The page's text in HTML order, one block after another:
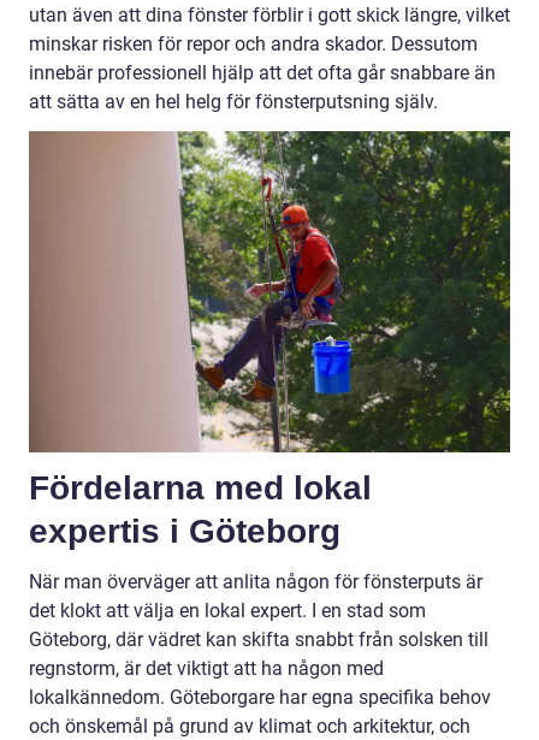
utan även att dina fönster förblir i gott skick längre, vilket
minskar risken för repor och andra skador. Dessutom
innebär professionell hjälp att det ofta går snabbare än
att sätta av en hel helg för fönsterputsning själv.
Fördelarna med lokal
expertis i Göteborg
När man överväger att anlita någon för fönsterputs är
det klokt att välja en lokal expert. I en stad som
Göteborg, där vädret kan skifta snabbt från solsken till
regnstorm, är det viktigt att ha någon med
lokalkännedom. Göteborgare har egna specifika behov
och önskemål på grund av klimat och arkitektur, och